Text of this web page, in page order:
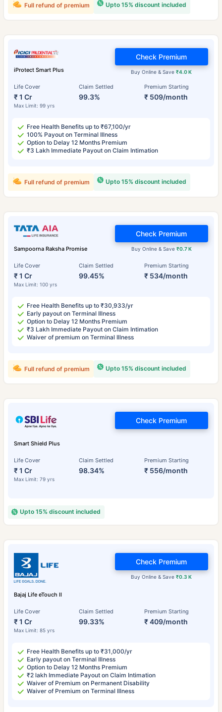
Upto 15% discount included
Full refund of premium
iProtect Smart Plus
Life Cover
₹ 1 Cr
Max Limit: 99 yrs
Claim Settled
99.3%
Premium Starting
₹ 509/month
Buy Online & Save₹4.0 K
Check Premium
Free Health Benefits up to ₹67,100/yr
100% Payout on Terminal Illness
Option to Delay 12 Months Premium
₹3 Lakh Immediate Payout on Claim Intimation
Upto 15% discount included
Full refund of premium
Sampoorna Raksha Promise
Life Cover
₹ 1 Cr
Max Limit: 100 yrs
Claim Settled
99.45%
Premium Starting
₹ 534/month
Buy Online & Save ₹0.7 K
Check Premium
Free Health Benefits up to ₹30,933/yr
Early payout on Terminal Illness
Option to Delay 12 Months Premium
₹3 Lakh Immediate Payout on Claim Intimation
Waiver of premium on Terminal Illness
Upto 15% discount included
Full refund of premium
Smart Shield Plus
Life Cover
₹ 1 Cr
Max Limit: 79 yrs
Claim Settled
98.34%
Premium Starting
₹ 556/month
Check Premium
Upto 15% discount included
Bajaj Life eTouch II
Life Cover
₹ 1 Cr
Max Limit: 85 yrs
Claim Settled
99.33%
Premium Starting
₹ 409/month
Buy Online & Save₹0.3 K
Check Premium
Free Health Benefits up to ₹31,000/yr
Early payout on Terminal Illness
Option to Delay 12 Months Premium
₹2 lakh Immediate Payout on Claim Intimation
Waiver of Premium on Permanent Disability
Waiver of Premium on Terminal Illness